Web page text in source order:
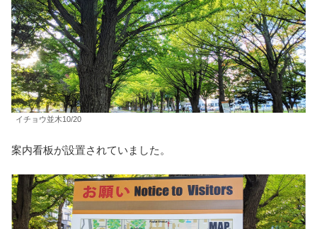
イチョウ並木10/20
案内看板が設置されていました。